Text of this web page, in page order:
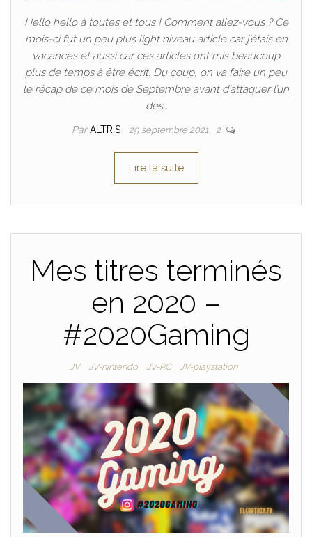
Hello hello à toutes et tous ! Comment allez-vous ? Ce
mois-ci fut un peu plus light niveau article car j’étais en
vacances et aussi car ces articles ont mis beaucoup
plus de temps à être écrit. Du coup, on va faire un peu
le récap de ce mois de Septembre avant d’attaquer l’un
des…
ParALTRIS 29 septembre 2021 2
Lire la suite
Mes titres terminés
en 2020 –
#2020Gaming
JV JV-nintendo JV-PC JV-playstation